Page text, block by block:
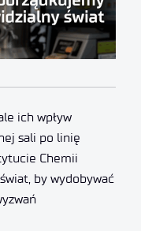
ich wpływ
sali po linię
Chemii
by wydobywać